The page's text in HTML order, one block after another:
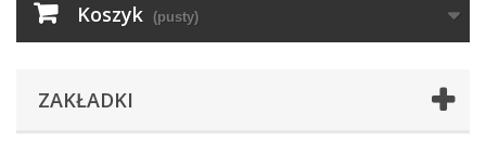
Koszyk (pusty)
ZAKŁADKI